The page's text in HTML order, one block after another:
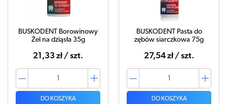
BUSKODENT Borowinowy
Żel na dziąsła 35g
21,33 zł / szt.
DO KOSZYKA
BUSKODENT Pasta do
zębów siarczkowa 75g
27,54 zł / szt.
DO KOSZYKA